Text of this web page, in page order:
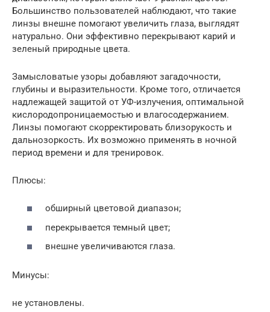
Большинство пользователей наблюдают, что такие
линзы внешне помогают увеличить глаза, выглядят
натурально. Они эффективно перекрывают карий и
зеленый природные цвета.
Замысловатые узоры добавляют загадочности,
глубины и выразительности. Кроме того, отличается
надлежащей защитой от УФ-излучения, оптимальной
кислородопроницаемостью и влагосодержанием.
Линзы помогают скорректировать близорукость и
дальнозоркость. Их возможно применять в ночной
период времени и для тренировок.
Плюсы:
обширный цветовой диапазон;
перекрывается темный цвет;
внешне увеличиваются глаза.
Минусы:
не установлены.